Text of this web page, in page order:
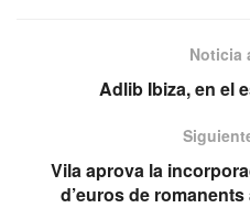
Noticia
Adlib Ibiza, en el
Vila aprova la
d’euros de